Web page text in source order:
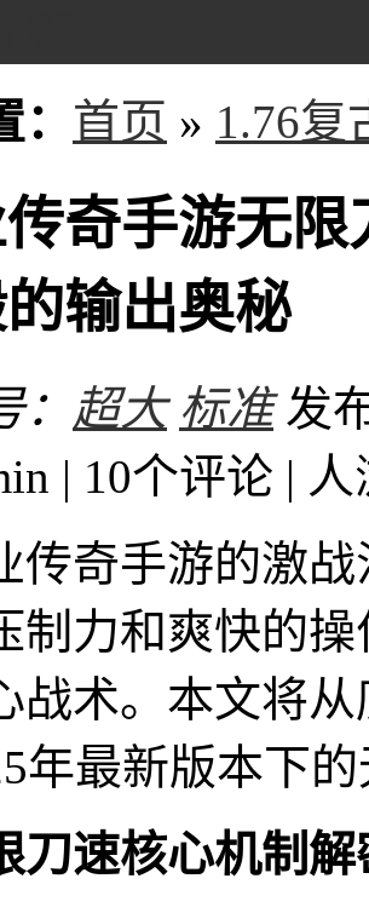
首页 » 1.76复
奇手游无
输出奥秘
超大 标准 发
| 10个评论 | 人
传奇手游的激
制力和爽快的
战术。本文将
年最新版本下
刀速核心机制解